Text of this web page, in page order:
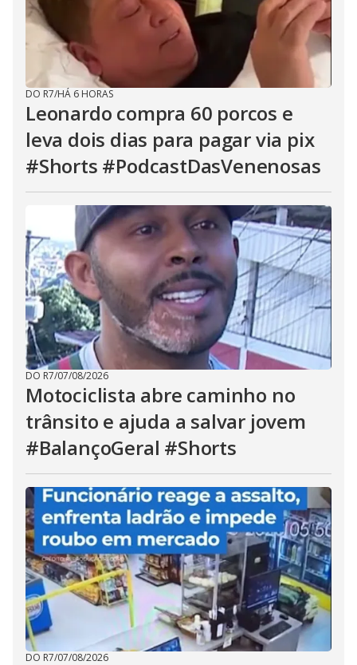
DO R7/HÁ 6 HORAS
Leonardo compra 60 porcos e
leva dois dias para pagar via pix
#Shorts #PodcastDasVenenosas
DO R7/07/08/2026
Motociclista abre caminho no
trânsito e ajuda a salvar jovem
#BalançoGeral #Shorts
DO R7/07/08/2026